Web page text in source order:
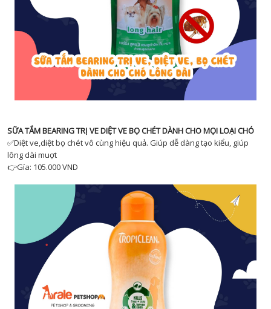
SỮA TẮM BEARING TRỊ VE DIỆT VE BỌ CHÉT DÀNH CHO MỌI LOẠI CHÓ
✅Diệt ve,diệt bọ chét vô cùng hiệu quả. Giúp dễ dàng tạo kiểu, giúp
lông dài muợt
👉Gía: 105.000 VND